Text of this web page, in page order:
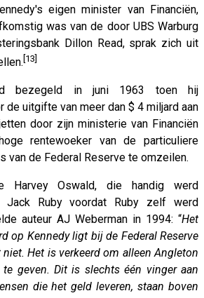
eigen minister van Financiën,
was van de door UBS Warburg
Dillon Read, sprak zich uit
[13]
bezegeld in juni 1963 toen hij
uitgifte van meer dan $ 4 miljard aan
door zijn ministerie van Financiën
rentewoeker van de particuliere
van de Federal Reserve te omzeilen.
Harvey Oswald, die handig werd
Jack Ruby voordat Ruby zelf werd
auteur AJ Weberman in 1994: “Het
op Kennedy ligt bij de Federal Reserve
niet.Het is verkeerd om alleen Angleton
geven. Dit is slechts één vinger aan
die het geld leveren, staan ​​boven